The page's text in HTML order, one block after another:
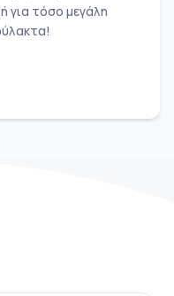
για τόσο μεγάλη